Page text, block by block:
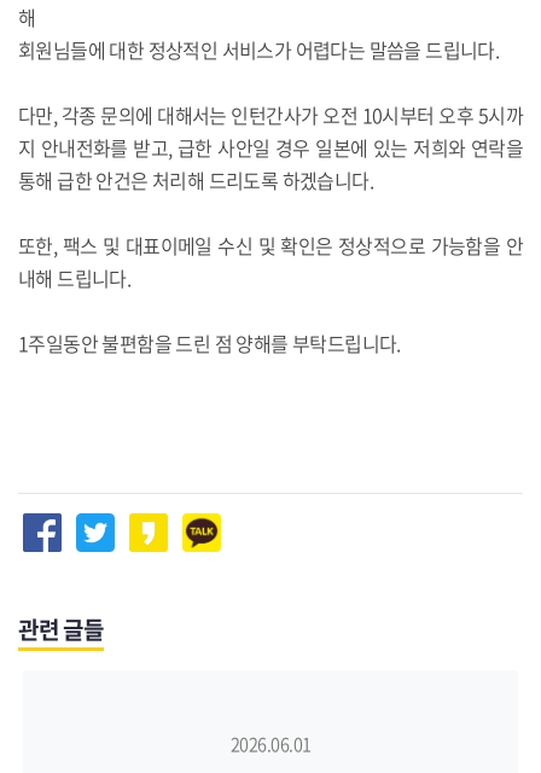
해
회원님들에 대한 정상적인 서비스가 어렵다는 말씀을 드립니다.
다만, 각종 문의에 대해서는 인턴간사가 오전 10시부터 오후 5시까
지 안내전화를 받고, 급한 사안일 경우 일본에 있는 저희와 연락을
통해 급한 안건은 처리해 드리도록 하겠습니다.
또한, 팩스 및 대표이메일 수신 및 확인은 정상적으로 가능함을 안
내해 드립니다.
1주일동안 불편함을 드린 점 양해를 부탁드립니다.
관련 글들
2026.06.01